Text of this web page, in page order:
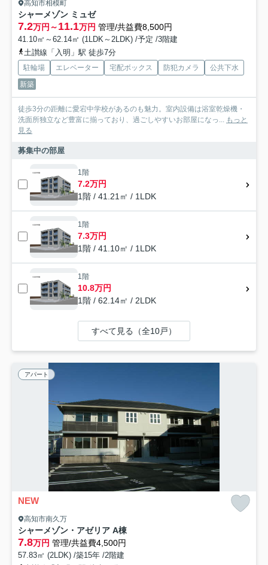
高知市相模町
シャーメゾン ミュゼ
7.2万円～11.1万円 管理/共益費8,500円
41.10㎡～62.14㎡ (1LDK～2LDK) /予定 /3階建
土讃線「入明」駅 徒歩7分
駐輪場 エレベーター 宅配ボックス 防犯カメラ
公共下水
新築
徒歩3分の距離に愛宕中学校があるのも魅力。室内設備は浴室乾燥機・
洗面所独立など豊富に揃っており、過ごしやすいお部屋になっ...
もっと
見る
募集中の部屋
1階
7.2万円
1階 / 41.21㎡ / 1LDK
1階
7.3万円
1階 / 41.10㎡ / 1LDK
1階
10.8万円
1階 / 62.14㎡ / 2LDK
すべて見る（全10戸）
アパート
NEW
高知市南久万
シャーメゾン・アゼリア A棟
7.8万円 管理/共益費4,500円
57.83㎡ (2LDK) /築15年 /2階建